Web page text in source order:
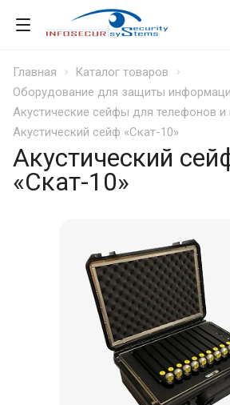
Главная
Каталог товаров
Оборудование для защиты
Акустические сейфы для телефонов и
Акустический сейф «Скат-10»
Акустический
«Скат-10»